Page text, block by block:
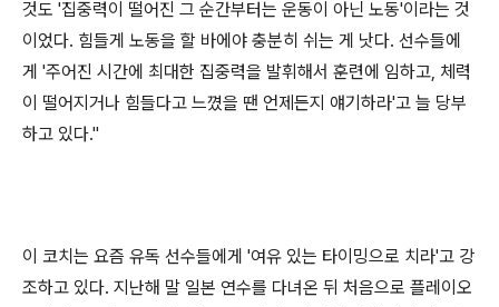
것도 '집중력이 떨어진 그 순간부터는 운동이 아닌 노동'이라는 것
이었다. 힘들게 노동을 할 바에야 충분히 쉬는 게 낫다. 선수들에
게 '주어진 시간에 최대한 집중력을 발휘해서 훈련에 임하고, 체력
이 떨어지거나 힘들다고 느꼈을 땐 언제든지 얘기하라'고 늘 당부
하고 있다."
이 코치는 요즘 유독 선수들에게 '여유 있는 타이밍으로 치라'고 강
조하고 있다. 지난해 말 일본 연수를 다녀온 뒤 처음으로 플레이오